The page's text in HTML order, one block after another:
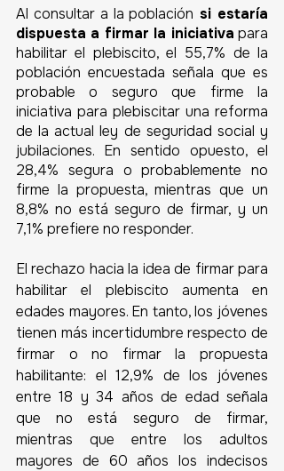
Al consultar a la población si estaría
dispuesta a firmar la iniciativa para
habilitar el plebiscito, el 55,7% de la
población encuestada señala que es
probable o seguro que firme la
iniciativa para plebiscitar una reforma
de la actual ley de seguridad social y
jubilaciones. En sentido opuesto, el
28,4% segura o probablemente no
firme la propuesta, mientras que un
8,8% no está seguro de firmar, y un
7,1% prefiere no responder.
El rechazo hacia la idea de firmar para
habilitar el plebiscito aumenta en
edades mayores. En tanto, los jóvenes
tienen más incertidumbre respecto de
firmar o no firmar la propuesta
habilitante: el 12,9% de los jóvenes
entre 18 y 34 años de edad señala
que no está seguro de firmar,
mientras que entre los adultos
mayores de 60 años los indecisos